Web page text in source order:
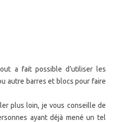
a fait possible d’utiliser les
autre barres et blocs pour faire
plus loin, je vous conseille de
ayant déjà mené un tel